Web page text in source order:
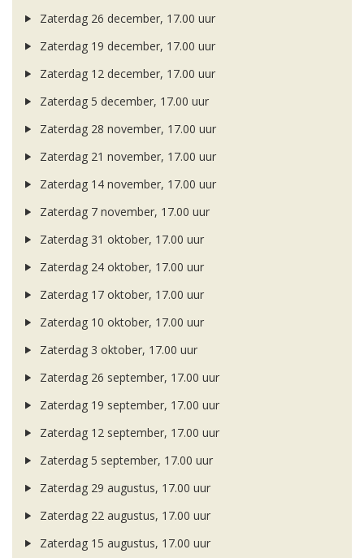
Zaterdag 26 december, 17.00 uur
Zaterdag 19 december, 17.00 uur
Zaterdag 12 december, 17.00 uur
Zaterdag 5 december, 17.00 uur
Zaterdag 28 november, 17.00 uur
Zaterdag 21 november, 17.00 uur
Zaterdag 14 november, 17.00 uur
Zaterdag 7 november, 17.00 uur
Zaterdag 31 oktober, 17.00 uur
Zaterdag 24 oktober, 17.00 uur
Zaterdag 17 oktober, 17.00 uur
Zaterdag 10 oktober, 17.00 uur
Zaterdag 3 oktober, 17.00 uur
Zaterdag 26 september, 17.00 uur
Zaterdag 19 september, 17.00 uur
Zaterdag 12 september, 17.00 uur
Zaterdag 5 september, 17.00 uur
Zaterdag 29 augustus, 17.00 uur
Zaterdag 22 augustus, 17.00 uur
Zaterdag 15 augustus, 17.00 uur